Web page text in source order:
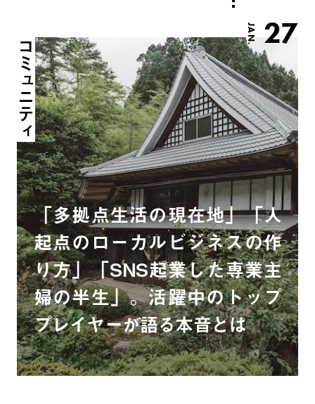
JAN. 27
コミュニティ
「多拠点生活の現在地」「人
起点のローカルビジネスの作
り方」「SNS起業した専業主
婦の半生」。活躍中のトップ
プレイヤーが語る本音とは